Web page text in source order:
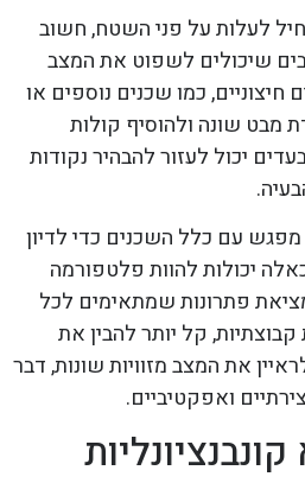
לעלות על פני השטח, חשוב
שיכולים לשפוט את המצב
כמו שכנים נוספים או
מבט שונה ולהוסיף קולות
יכול לעזור להבהיר נקודות
מפגש עם כלל השכנים כדי לדיון
יכולות להוות פלטפורמה
פתרונות שמתאימים לכל
קל יותר להבין את
את המצב מזוויות שונות, דבר
ואפקטיביים.